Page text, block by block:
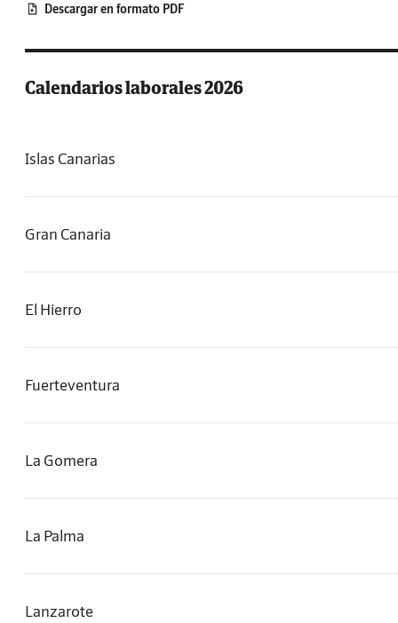
Descargar en formato PDF
Calendarios laborales 2026
Islas Canarias
Gran Canaria
El Hierro
Fuerteventura
La Gomera
La Palma
Lanzarote